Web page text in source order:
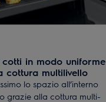
in modo uniforme
cottura multilivello
lo spazio all’interno
grazie alla cottura multi-